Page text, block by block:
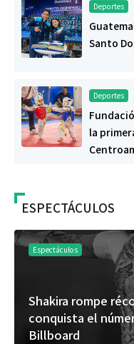
Deportes
Santo
Deportes
la
ESPECTÁCULOS
Espectáculos
Shakira rompe
conquista el
Billboard